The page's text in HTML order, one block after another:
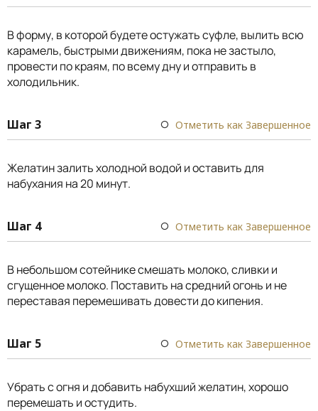
В форму, в которой будете остужать суфле, вылить всю
карамель, быстрыми движениям, пока не застыло,
провести по краям, по всему дну и отправить в
холодильник.
Шаг 3 Отметить как Завершенное
Желатин залить холодной водой и оставить для
набухания на 20 минут.
Шаг 4 Отметить как Завершенное
В небольшом сотейнике смешать молоко, сливки и
сгущенное молоко. Поставить на средний огонь и не
переставая перемешивать довести до кипения.
Шаг 5 Отметить как Завершенное
Убрать с огня и добавить набухший желатин, хорошо
перемешать и остудить.